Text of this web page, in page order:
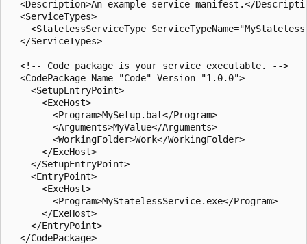
<Description>An example service manifest.</
  <ServiceTypes>
<StatelessServiceType
  </ServiceTypes>
  <!-- Code package is your service executable. -->
  <CodePackage Name="Code" Version="1.0.0">
    <SetupEntryPoint>
      <ExeHost>
        <Program>MySetup.bat</Program>
        <Arguments>MyValue</Arguments>
        <WorkingFolder>Work</WorkingFolder>
      </ExeHost>
    </SetupEntryPoint>
    <EntryPoint>
      <ExeHost>
        <Program>MyStatelessService.exe</Program>
      </ExeHost>
    </EntryPoint>
  </CodePackage>